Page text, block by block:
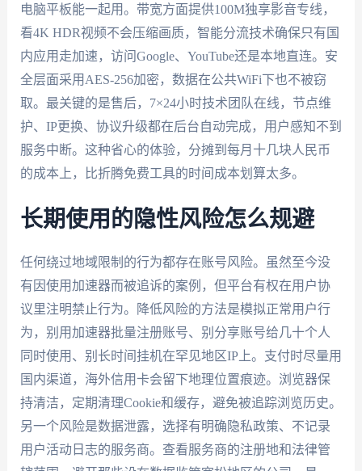
电脑平板能一起用。带宽方面提供100M独享影音专线，
看4K HDR视频不会压缩画质，智能分流技术确保只有国
内应用走加速，访问Google、YouTube还是本地直连。安
全层面采用AES-256加密，数据在公共WiFi下也不被窃
取。最关键的是售后，7×24小时技术团队在线，节点维
护、IP更换、协议升级都在后台自动完成，用户感知不到
服务中断。这种省心的体验，分摊到每月十几块人民币
的成本上，比折腾免费工具的时间成本划算太多。
长期使用的隐性风险怎么规避
任何绕过地域限制的行为都存在账号风险。虽然至今没
有因使用加速器而被追诉的案例，但平台有权在用户协
议里注明禁止行为。降低风险的方法是模拟正常用户行
为，别用加速器批量注册账号、别分享账号给几十个人
同时使用、别长时间挂机在罕见地区IP上。支付时尽量用
国内渠道，海外信用卡会留下地理位置痕迹。浏览器保
持清洁，定期清理Cookie和缓存，避免被追踪浏览历史。
另一个风险是数据泄露，选择有明确隐私政策、不记录
用户活动日志的服务商。查看服务商的注册地和法律管